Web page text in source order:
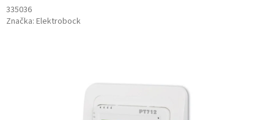
335036
Značka: Elektrobock